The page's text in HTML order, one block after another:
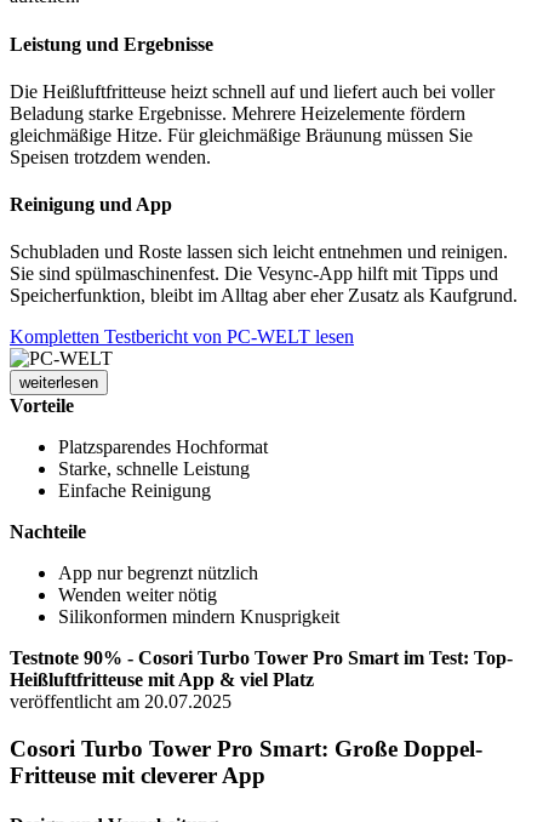
Leistung und Ergebnisse
Die Heißluftfritteuse heizt schnell auf und liefert auch bei voller
Beladung starke Ergebnisse. Mehrere Heizelemente fördern
gleichmäßige Hitze. Für gleichmäßige Bräunung müssen Sie
Speisen trotzdem wenden.
Reinigung und App
Schubladen und Roste lassen sich leicht entnehmen und reinigen.
Sie sind spülmaschinenfest. Die Vesync-App hilft mit Tipps und
Speicherfunktion, bleibt im Alltag aber eher Zusatz als Kaufgrund.
Kompletten Testbericht von PC-WELT lesen
weiterlesen
Vorteile
Platzsparendes Hochformat
Starke, schnelle Leistung
Einfache Reinigung
Nachteile
App nur begrenzt nützlich
Wenden weiter nötig
Silikonformen mindern Knusprigkeit
Testnote 90% - Cosori Turbo Tower Pro Smart im Test: Top-
Heißluftfritteuse mit App & viel Platz
veröffentlicht am 20.07.2025
Cosori Turbo Tower Pro Smart: Große Doppel-
Fritteuse mit cleverer App